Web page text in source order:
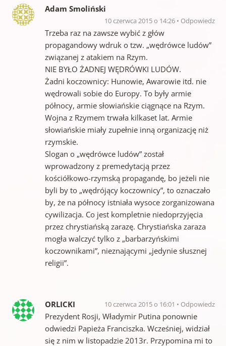
Adam Smoliński
10 czerwca 2015 o 14:26 Odpowiedz
Trzeba raz na zawsze wybić z głów
propagandowy wdruk o tzw. „wędrówce ludów”
związanej z atakiem na Rzym.
NIE BYŁO ŻADNEJ WĘDRÓWKI LUDÓW.
Żadni koczownicy: Hunowie, Awarowie itd. nie
wędrowali sobie do Europy. To były armie
północy, armie słowiańskie ciągnące na Rzym.
Wojna z Rzymem trwała kilkaset lat. Armie
słowiańskie miały zupełnie inną organizację niż
rzymskie.
Slogan o „wędrówce ludów” został
wprowadzony z premedytacją przez
kościółkowo-rzymską propagandę, bo jeżeli nie
byli by to „wędrójący koczownicy”, to oznaczało
by, że na północy istniała wysoce zorganizowana
cywilizacja. Co jest kompletnie niedoprzyjęcia
przez chrystiańską zarazę. Chrystiańska zaraza
mogła walczyć tylko z „barbarzyńskimi
koczownikami”, nieznającymi „jedynie słusznej
religii”.
ORLICKI 10 czerwca 2015 o 16:01 Odpowiedz
Prezydent Rosji, Władymir Putina ponownie
odwiedzi Papieża Franciszka. Wcześniej, widział
się z nim w listopadzie 2013r. Przypomina mi to